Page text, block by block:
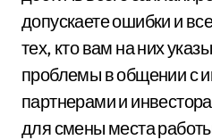
допускаете ошибки и
тех, кто вам на них
проблемы в общении с
партнерами и
для смены места